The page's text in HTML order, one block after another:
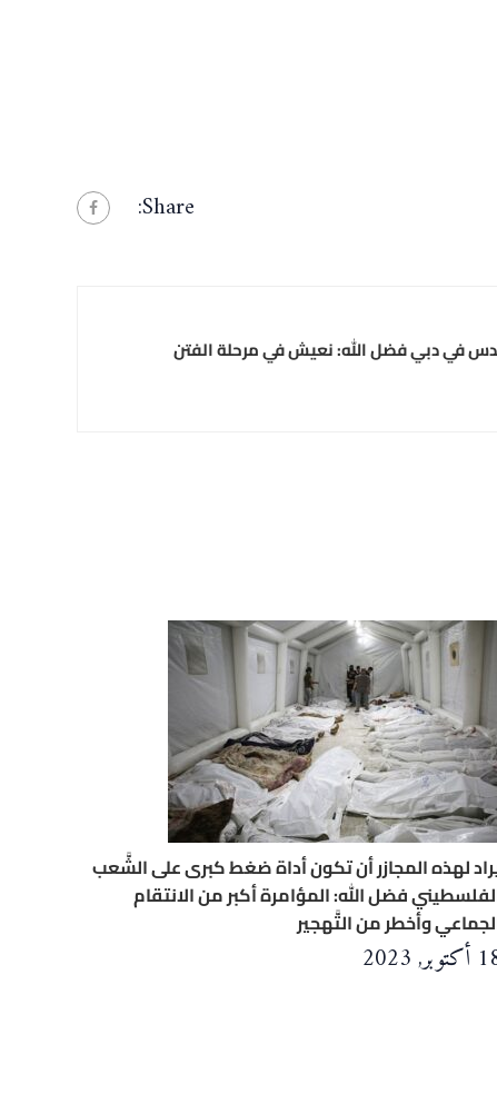
Share:
في دبي فضل الله: نعيش في مرحلة الفتن
لهذه المجازر أن تكون أداة ضغط كبرى على الشَّعب
فضل الله: المؤامرة أكبر من الانتقام
وأخطر من التَّهجير
2023